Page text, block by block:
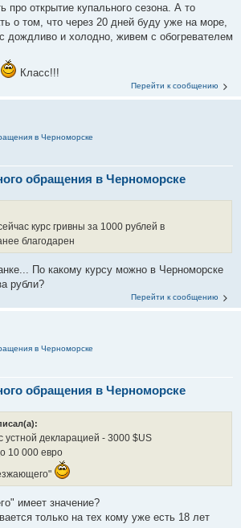
про открытие купального сезона. А то
о том, что через 20 дней буду уже на море,
дождливо и холодно, живем с обогревателем
Класс!!!
Перейти к сообщению
в Черноморске
обращения в Черноморске
курс гривны за 1000 рублей в
благодарен
По какому курсу можно в Черноморске
рубли?
Перейти к сообщению
в Черноморске
обращения в Черноморске
декларацией - 3000 $US
10 000 евро
имеет значение?
только на тех кому уже есть 18 лет